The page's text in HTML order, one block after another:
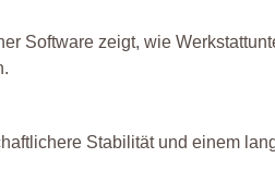
Software zeigt, wie
Stabilität und einem